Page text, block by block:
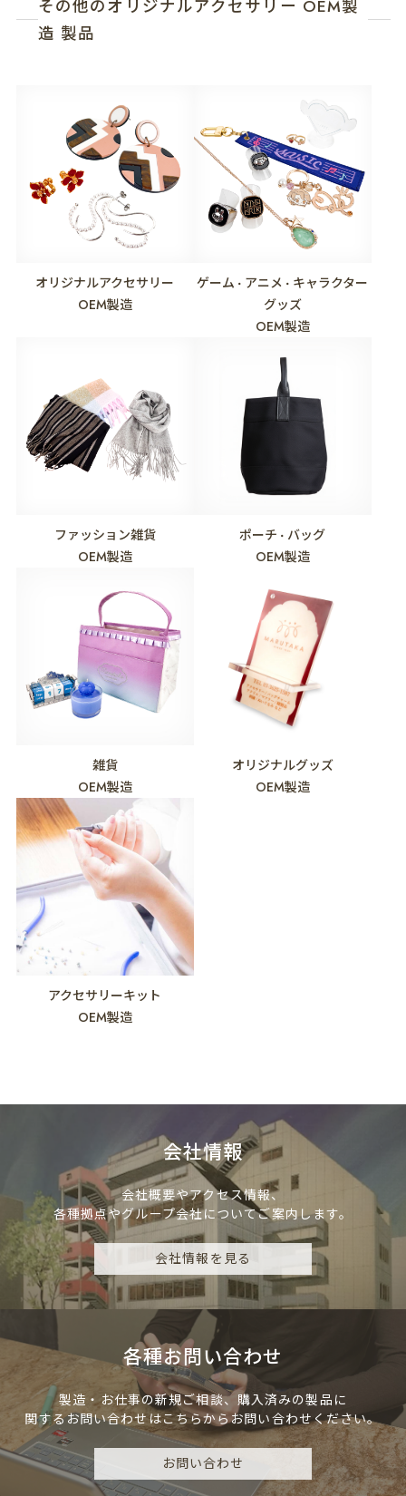
その他のオリジナルアクセサリー OEM製
造 製品
オリジナルアクセサリー
OEM製造
ゲーム ・ アニメ ・ キャラクター
グッズ
OEM製造
ファッション雑貨
OEM製造
ポーチ ・ バッグ
OEM製造
雑貨
OEM製造
オリジナルグッズ
OEM製造
アクセサリーキット
OEM製造
会社情報
会社概要やアクセス情報、
各種拠点やグループ会社についてご案内します。
会社情報を見る
各種お問い合わせ
製造・お仕事の新規ご相談、 購入済みの製品に
関するお問い合わせはこちらからお問い合わせください。
お問い合わせ